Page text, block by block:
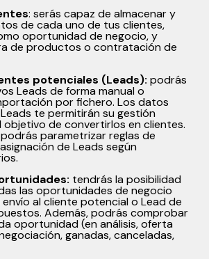
: serás capaz de almacenar y
de cada uno de tus clientes,
oportunidad de negocio, y
de productos o contratación de
potenciales (Leads): podrás
Leads de forma manual o
por fichero. Los datos
te permitirán su gestión
objetivo de convertirlos en clientes.
parametrizar reglas de
de Leads según
tendrás la posibilidad
las oportunidades de negocio
al cliente potencial o Lead de
Además, podrás comprobar
oportunidad (en análisis, oferta
ganadas, canceladas,